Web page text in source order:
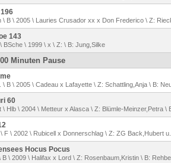
\ B \ 2005 \ Lauries Crusador xx x Don Frederico \ Z:
143
BSche \ 1999 \ x \ Z: \ B: Jung,Silke
Minuten Pause
\ B \ 2005 \ Cadeau x Lafayette \ Z: Schattling,Anja \ B:
60
\ Hlb \ 2004 \ Metteur x Alasca \ Z: Blümle-Meinzer,Petra \
F \ 2002 \ Rubicell x Donnerschlag \ Z: ZG Back,Hubert
Hocus Pocus
B \ 2009 \ Halifax x Lord \ Z: Rosenbaum,Kristin \ B: